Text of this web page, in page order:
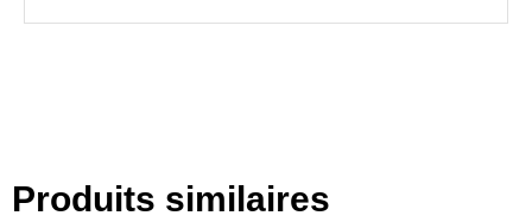
Produits similaires